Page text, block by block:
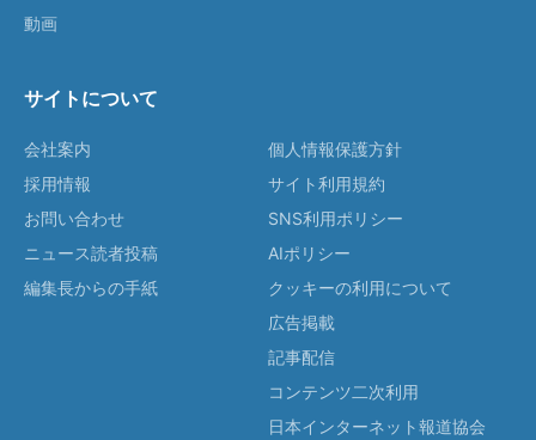
動画
サイトについて
会社案内
採用情報
お問い合わせ
ニュース読者投稿
編集長からの手紙
個人情報保護方針
サイト利用規約
SNS利用ポリシー
AIポリシー
クッキーの利用について
広告掲載
記事配信
コンテンツ二次利用
日本インターネット報道協会